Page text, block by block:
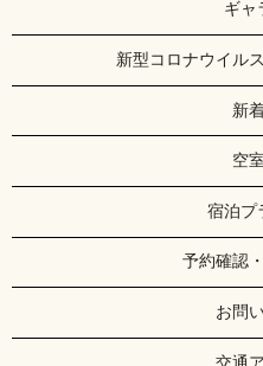
ギャ
新型コロナウイル
新
空
宿泊プ
予約確認
お問
交通